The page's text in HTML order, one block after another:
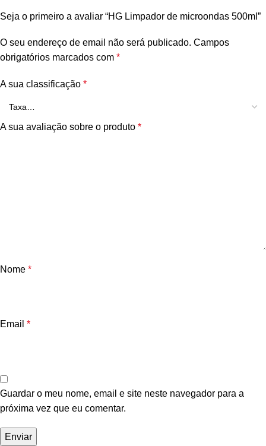
Seja o primeiro a avaliar “HG Limpador de microondas 500ml”
O seu endereço de email não será publicado. Campos
obrigatórios marcados com *
A sua classificação *
A sua avaliação sobre o produto *
Nome *
Email *
Guardar o meu nome, email e site neste navegador para a
próxima vez que eu comentar.